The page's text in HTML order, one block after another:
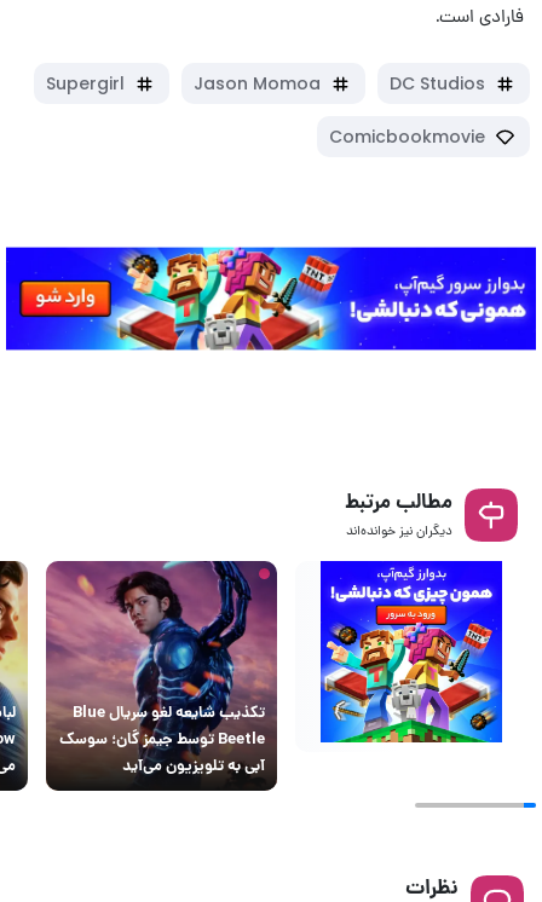
فارادی است.
DC Studios
Jason Momoa
Supergirl
Comicbookmovie
مطالب مرتبط
دیگران نیز خوانده‌اند
تکذیب شایعه لغو سریال Blue
Beetle توسط جیمز گان؛ سوسک
آبی به تلویزیون می‌آید
نظرات